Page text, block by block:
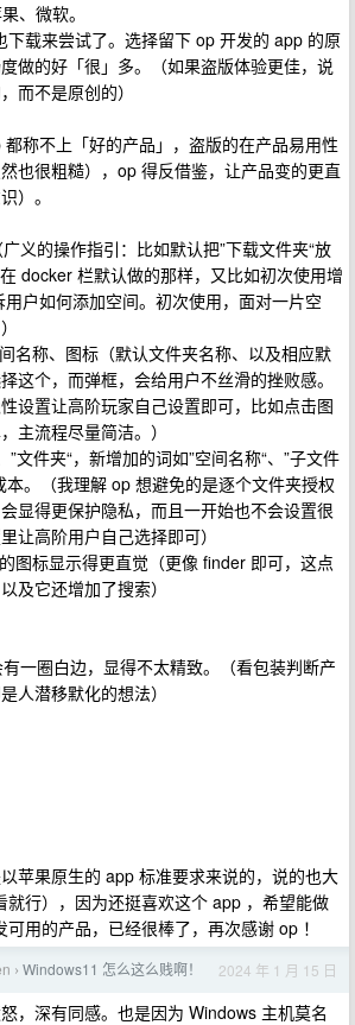
、微软。
下载来尝试了。选择留下 op 开发的 app 的原
做的好「很」多。（如果盗版体验更佳，说
而不是原创的）
称不上「好的产品」，盗版的在产品易用性
也很粗糙），op 得反借鉴，让产品变的更直
）。
义的操作指引：比如默认把”下载文件夹“放
docker 栏默认做的那样，又比如初次使用增
用户如何添加空间。初次使用，面对一片空
名称、图标（默认文件夹名称、以及相应默
这个，而弹框，会给用户不丝滑的挫败感。
设置让高阶玩家自己设置即可，比如点击图
主流程尽量简洁。）
”文件夹“，新增加的词如”空间名称“、”子文件
本。（我理解 op 想避免的是逐个文件夹授权
显得更保护隐私，而且一开始也不会设置很
让高阶用户自己选择即可）
图标显示得更直觉（更像 finder 即可，这点
及它还增加了搜索）
一圈白边，显得不太精致。（看包装判断产
人潜移默化的想法）
苹果原生的 app 标准要求来说的，说的也大
就行），因为还挺喜欢这个 app ，希望能做
用的产品，已经很棒了，再次感谢 op ！
› Windows11 怎么这么贱啊！ 2024 年 1 月 15 日
，深有同感。也是因为 Windows 主机莫名